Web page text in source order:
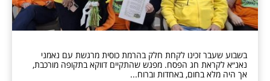
בשבוע שעבר זכינו לקחת חלק בהרמת כוסית מרגשת עם נאמני
נאנ״א לקראת חג הפסח. מפגש שהתקיים דווקא בתקופה מורכבת,
אך היה מלא בחום, באחדות וברוח...